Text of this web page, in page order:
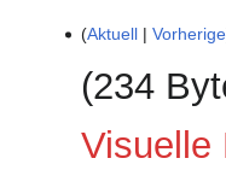
e
n
e
B
Aktuell Vorherige
234
Visuelle